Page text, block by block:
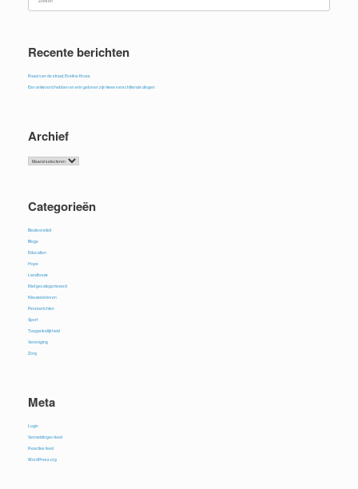
Recente berichten
Raad van de straat, Eveline Kroes
Een antwoord hebben en erin geloven zijn twee verschillende dingen
Archief
Categorieën
Biodiversiteit
Blogs
Education
Hope
Landbouw
Niet gecategoriseerd
Nieuwsbrieven
Persberichten
Sport
Toegankelijkheid
Vereniging
Zorg
Meta
Login
Vermeldingen feed
Reacties feed
WordPress.org